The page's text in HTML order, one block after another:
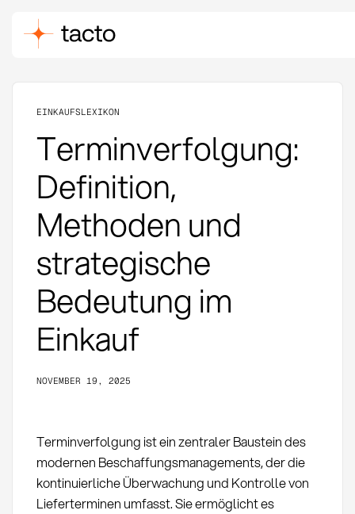
EINKAUFSLEXIKON
Terminverfolgung:
Definition,
Methoden und
strategische
Bedeutung im
Einkauf
NOVEMBER 19, 2025
Terminverfolgung ist ein zentraler Baustein des
modernen Beschaffungsmanagements, der die
kontinuierliche Überwachung und Kontrolle von
Lieferterminen umfasst. Sie ermöglicht es